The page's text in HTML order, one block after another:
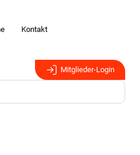
Kontakt
Mitglieder-Login